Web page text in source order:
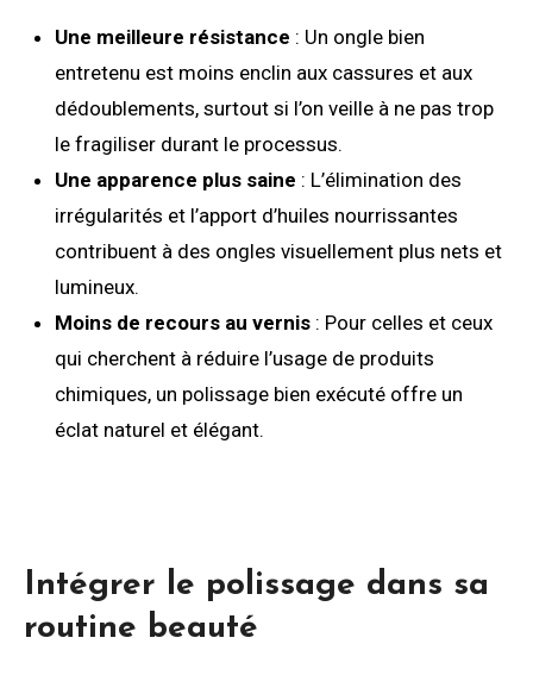
Une meilleure résistance : Un ongle bien
entretenu est moins enclin aux cassures et aux
dédoublements, surtout si l’on veille à ne pas trop
le fragiliser durant le processus.
Une apparence plus saine : L’élimination des
irrégularités et l’apport d’huiles nourrissantes
contribuent à des ongles visuellement plus nets et
lumineux.
Moins de recours au vernis: Pour celles et ceux
qui cherchent à réduire l’usage de produits
chimiques, un polissage bien exécuté offre un
éclat naturel et élégant.
Intégrer le polissage dans sa
routine beauté